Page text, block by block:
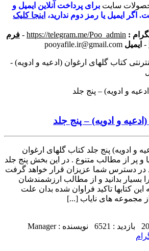
سایت برای پرداخت آنلاین ایمیل و
اگر ایمیل یا رمز دوم ندارید، اینجا کلیک
:
https://telegram.me/Poo_admin
- فرم
- ایمیل pooyafile.ir@gmail.com
کتاب گلهای ارغوان (ادعیه و ادویه) -
و ادویه) – پنج جلد
و ادویه) پنج جلد کتاب گلهای ارغوان
و پر از مطالب متنوع . در این بخش پنج جلد
در دسترس شما عزیزان قرار خواهد گرفت
بسیار بدانید و از مطالب ارزشمندشان
این کتابها تاکید فراوان شده بدان علت
مجموعه های نایاب [...]
بازدید : 6521
نویسنده : Manager